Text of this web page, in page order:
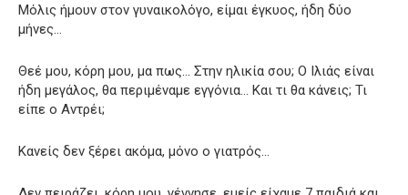
Μόλις ήμουν στον γυναικολόγο, είμαι έγκυος, ήδη δύο
μήνες…
Θεέ μου, κόρη μου, μα πως… Στην ηλικία σου; Ο Ιλιάς είναι
ήδη μεγάλος, θα περιμέναμε εγγόνια… Και τι θα κάνεις; Τι
είπε ο Αντρέι;
Κανείς δεν ξέρει ακόμα, μόνο ο γιατρός…